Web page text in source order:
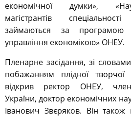
економічної думки»,
магістрантів
займаються за програмою
управління економікою» ОНЕУ.
Пленарне засідання, зі
побажанням плідної
відкрив ректор ОНЕУ,
України, доктор економічних
Іванович Звєряков. Він також